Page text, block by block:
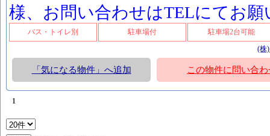
様、お問い合わせはTELにてお
バス・トイレ別 駐車場付
駐車場2台可能
(株
「気になる物件」へ追加 この物件に問い合わ
1